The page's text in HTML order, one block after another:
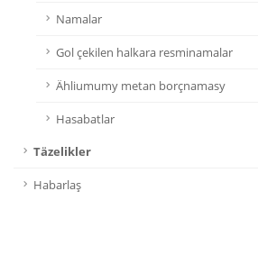
Namalar
Gol çekilen halkara resminamalar
Ähliumumy metan borçnamasy
Hasabatlar
Täzelikler
Habarlaş